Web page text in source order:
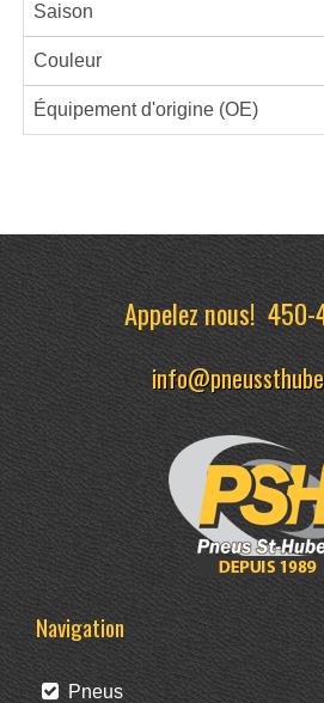
Saison
Couleur
Équipement d'origine (OE)
Appelez nous!450-
Navigation
Pneus